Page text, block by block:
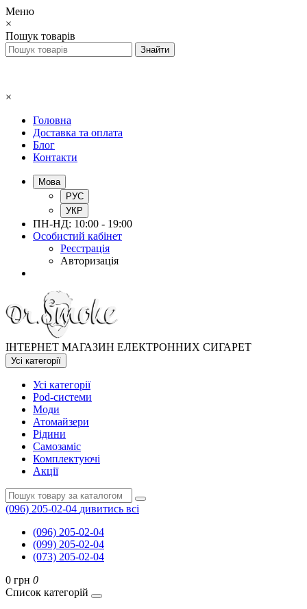
Меню
×
Пошук товарів
×
Головна
Доставка та оплата
Блог
Контакти
Мова
РУС
УКР
ПН-НД: 10:00 - 19:00
Особистий кабінет
Реєстрація
Авторизація
ІНТЕРНЕТ МАГАЗИН ЕЛЕКТРОННИХ СИГАРЕТ
Усі категорії
Усі категорії
Pod-системи
Моди
Атомайзери
Рідини
Самозаміс
Комплектуючі
Акції
(096) 205-02-04 дивитись всі
(096) 205-02-04
(099) 205-02-04
(073) 205-02-04
0 грн 0
Список категорій